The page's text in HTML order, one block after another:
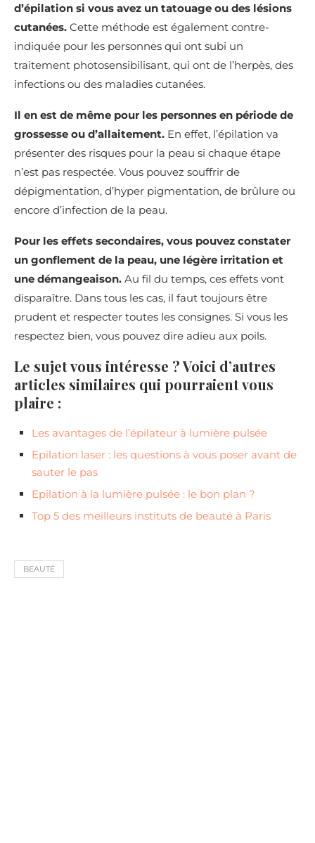
d’épilation si vous avez un tatouage ou des lésions
cutanées. Cette méthode est également contre-
indiquée pour les personnes qui ont subi un
traitement photosensibilisant, qui ont de l’herpès, des
infections ou des maladies cutanées.
Il en est de même pour les personnes en période de
grossesse ou d’allaitement. En effet, l’épilation va
présenter des risques pour la peau si chaque étape
n’est pas respectée. Vous pouvez souffrir de
dépigmentation, d’hyper pigmentation, de brûlure ou
encore d’infection de la peau.
Pour les effets secondaires, vous pouvez constater
un gonflement de la peau, une légère irritation et
une démangeaison. Au fil du temps, ces effets vont
disparaître. Dans tous les cas, il faut toujours être
prudent et respecter toutes les consignes. Si vous les
respectez bien, vous pouvez dire adieu aux poils.
Le sujet vous intéresse ? Voici d’autres
articles similaires qui pourraient vous
plaire :
Les avantages de l’épilateur à lumière pulsée
Epilation laser : les questions à vous poser avant de
sauter le pas
Epilation à la lumière pulsée : le bon plan ?
Top 5 des meilleurs instituts de beauté à Paris
BEAUTÉ